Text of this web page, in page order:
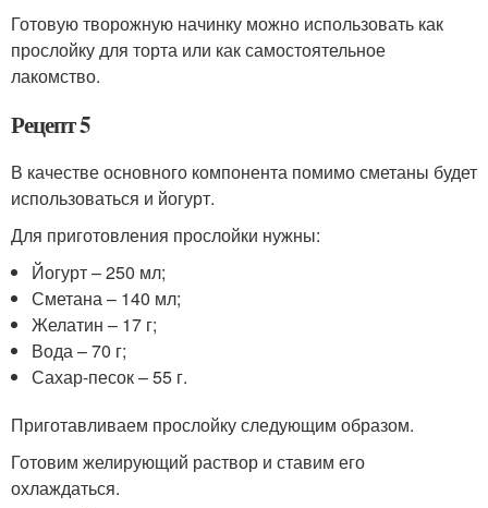
Готовую творожную начинку можно использовать как
прослойку для торта или как самостоятельное
лакомство.
Рецепт 5
В качестве основного компонента помимо сметаны будет
использоваться и йогурт.
Для приготовления прослойки нужны:
Йогурт – 250 мл;
Сметана – 140 мл;
Желатин – 17 г;
Вода – 70 г;
Сахар-песок – 55 г.
Приготавливаем прослойку следующим образом.
Готовим желирующий раствор и ставим его
охлаждаться.